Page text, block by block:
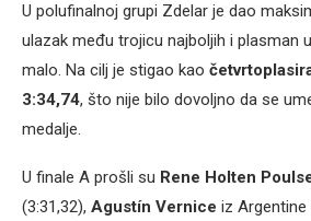
U polufinalnoj grupi Zdelar je dao
ulazak među trojicu najboljih i plasman
malo. Na cilj je stigao kao
3:34,74, što nije bilo dovoljno da se
medalje.
U finale A prošli su Rene Holten
(3:31,32), Agustín Vernice iz Argentine